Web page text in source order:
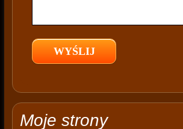
e
e
p
y
Moje strony